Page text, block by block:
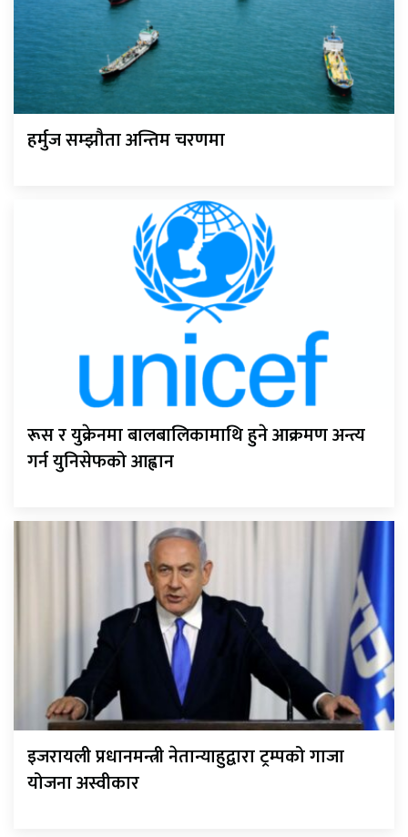
हर्मुज सम्झौता अन्तिम चरणमा
रूस र युक्रेनमा बालबालिकामाथि हुने आक्रमण अन्त्य
गर्न युनिसेफको आह्वान
इजरायली प्रधानमन्त्री नेतान्याहुद्वारा ट्रम्पको गाजा
योजना अस्वीकार